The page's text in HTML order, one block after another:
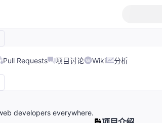
Pull Requests 项目讨论 Wiki 分析
developers everywhere.